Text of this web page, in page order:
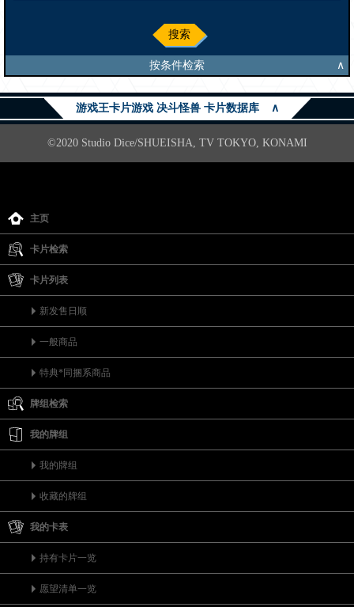
搜索
按条件检索 ∧
游戏王卡片游戏 决斗怪兽 卡片数据库 ∧
©2020 Studio Dice/SHUEISHA, TV TOKYO, KONAMI
主页
卡片检索
卡片列表
新发售日顺
一般商品
特典*同捆系商品
牌组检索
我的牌组
我的牌组
收藏的牌组
我的卡表
持有卡片一览
愿望清单一览